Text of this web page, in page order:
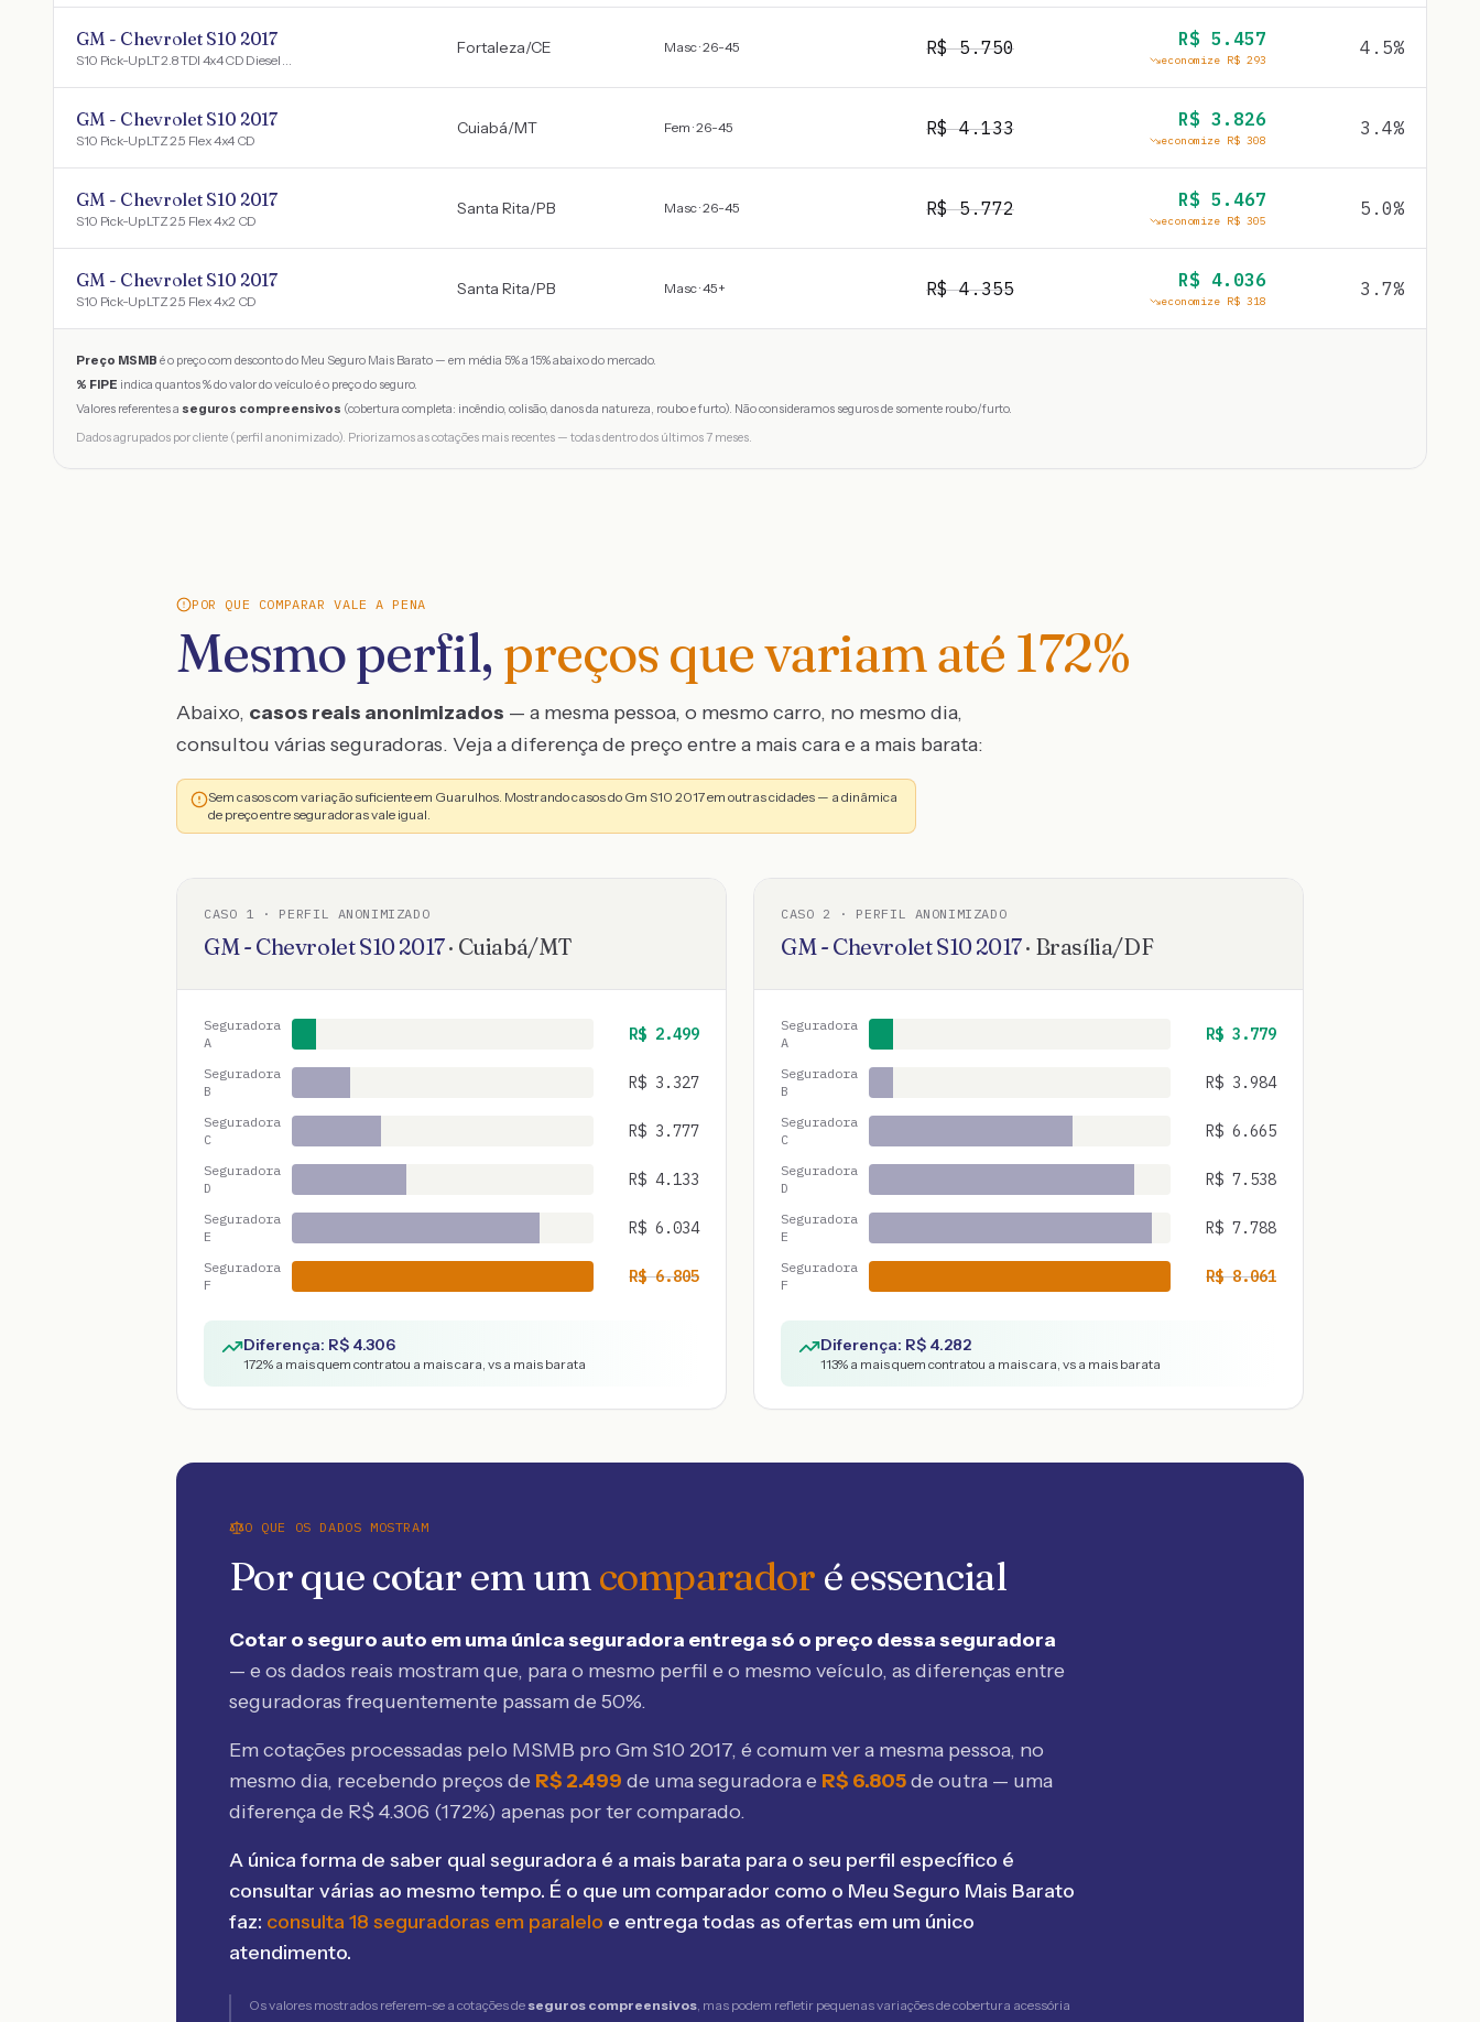
GM - Chevrolet S10 2017
S10 Pick-Up LT 2.8 TDI 4x4 CD Diesel Aut
Fortaleza/CE Masc · 26-45 R$5.750 R$ 5.457
economize R$ 293
4.5%
GM - Chevrolet S10 2017
S10 Pick-Up LTZ 2.5 Flex 4x4 CD
Cuiabá/MT Fem · 26-45 R$4.133 R$ 3.826
economize R$ 308
3.4%
GM - Chevrolet S10 2017
S10 Pick-Up LTZ 2.5 Flex 4x2 CD
Santa Rita/PB Masc · 26-45 R$5.772 R$ 5.467
economize R$ 305
5.0%
GM - Chevrolet S10 2017
S10 Pick-Up LTZ 2.5 Flex 4x2 CD
Santa Rita/PB Masc · 45+ R$4.355 R$ 4.036
economize R$ 318
3.7%
Preço MSMB é o preço com desconto do Meu Seguro Mais Barato — em média 5% a 15% abaixo do mercado.
% FIPE indica quantos % do valor do veículo é o preço do seguro.
Valores referentes a seguros compreensivos (cobertura completa: incêndio, colisão, danos da natureza, roubo e furto). Não consideramos seguros de somente roubo/furto.
Dados agrupados por cliente (perfil anonimizado). Priorizamos as cotações mais recentes — todas dentro dos últimos 7 meses.
POR QUE COMPARAR VALE A PENA
Mesmo perfil, preços que variam até 172%
Abaixo, casos reais anonimizados — a mesma pessoa, o mesmo carro, no mesmo dia,
consultou várias seguradoras. Veja a diferença de preço entre a mais cara e a mais barata:
Sem casos com variação suficiente em Guarulhos. Mostrando casos do Gm S10 2017 em outras cidades — a dinâmica
de preço entre seguradoras vale igual.
CASO 1 · PERFIL ANONIMIZADO
GM - ChevroletS102017· Cuiabá/MT
Seguradora
A
R$ 2.499
Seguradora
B
R$ 3.327
Seguradora
C
R$ 3.777
Seguradora
D
R$ 4.133
Seguradora
E
R$ 6.034
Seguradora
F
R$6.805
Diferença: R$ 4.306
172% a mais quem contratou a mais cara, vs a mais barata
CASO 2 · PERFIL ANONIMIZADO
GM - ChevroletS102017· Brasília/DF
Seguradora
A
R$ 3.779
Seguradora
B
R$ 3.984
Seguradora
C
R$ 6.665
Seguradora
D
R$ 7.538
Seguradora
E
R$ 7.788
Seguradora
F
R$8.061
Diferença: R$ 4.282
113% a mais quem contratou a mais cara, vs a mais barata
O QUE OS DADOS MOSTRAM
Por que cotar em umcomparador é essencial
Cotar o seguro auto em uma única seguradora entrega só o preço dessa seguradora
— e os dados reais mostram que, para o mesmo perfil e o mesmo veículo, as diferenças entre
seguradoras frequentemente passam de 50%.
Em cotações processadas pelo MSMB pro Gm S10 2017, é comum ver a mesma pessoa, no
mesmo dia, recebendo preços de R$ 2.499 de uma seguradora e R$ 6.805de outra — uma
diferença de R$ 4.306 (172%) apenas por ter comparado.
A única forma de saber qual seguradora é a mais barata para o seu perfil específico é
consultar várias ao mesmo tempo. É o que um comparador como o Meu Seguro Mais Barato
faz: consulta 18 seguradoras em paralelo e entrega todas as ofertas em um único
atendimento.
Os valores mostrados referem-se a cotações de seguros compreensivos, mas podem refletir pequenas variações de cobertura acessória